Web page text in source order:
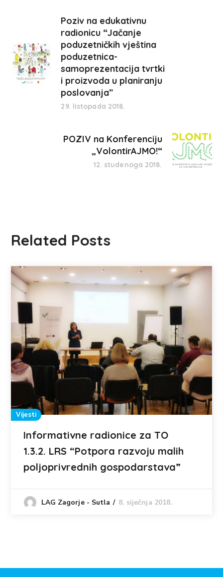
Poziv na edukativnu
radionicu “Jačanje
poduzetničkih vještina
poduzetnica-
samoprezentacija tvrtki
i proizvoda u planiranju
poslovanja”
29. listopada 2018.
POZIV na Konferenciju
„VolontirAJMO!“
12. studenoga 2018.
Related Posts
Vijesti
Informativne radionice za TO
1.3.2. LRS “Potpora razvoju malih
poljoprivrednih gospodarstava”
LAG Zagorje - Sutla 8. siječnja 2018.